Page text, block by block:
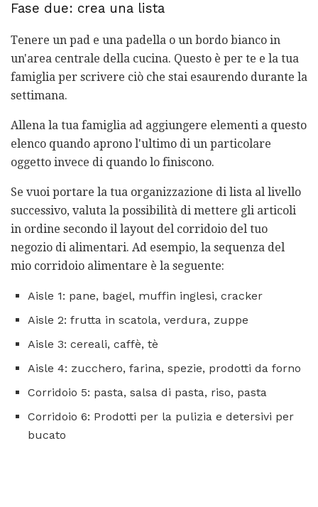
Fase due: crea una lista
Tenere un pad e una padella o un bordo bianco in
un'area centrale della cucina. Questo è per te e la tua
famiglia per scrivere ciò che stai esaurendo durante la
settimana.
Allena la tua famiglia ad aggiungere elementi a questo
elenco quando aprono l'ultimo di un particolare
oggetto invece di quando lo finiscono.
Se vuoi portare la tua organizzazione di lista al livello
successivo, valuta la possibilità di mettere gli articoli
in ordine secondo il layout del corridoio del tuo
negozio di alimentari. Ad esempio, la sequenza del
mio corridoio alimentare è la seguente:
Aisle 1: pane, bagel, muffin inglesi, cracker
Aisle 2: frutta in scatola, verdura, zuppe
Aisle 3: cereali, caffè, tè
Aisle 4: zucchero, farina, spezie, prodotti da forno
Corridoio 5: pasta, salsa di pasta, riso, pasta
Corridoio 6: Prodotti per la pulizia e detersivi per
bucato